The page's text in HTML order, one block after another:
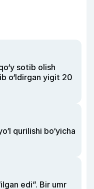
sotib olish
o‘ldirgan yigit 20
qurilishi bo‘yicha
edi”. Bir umr